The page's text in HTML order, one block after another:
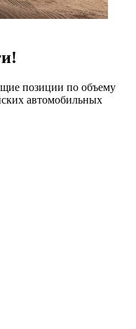
позиции по объему
автомобильных